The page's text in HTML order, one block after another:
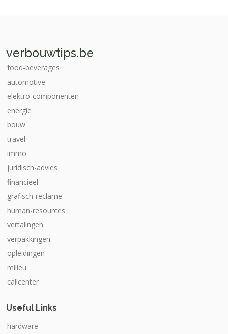
verbouwtips.be
food-beverages
automotive
elektro-componenten
energie
bouw
travel
immo
juridisch-advies
financieel
grafisch-reclame
human-resources
vertalingen
verpakkingen
opleidingen
milieu
callcenter
Useful Links
hardware